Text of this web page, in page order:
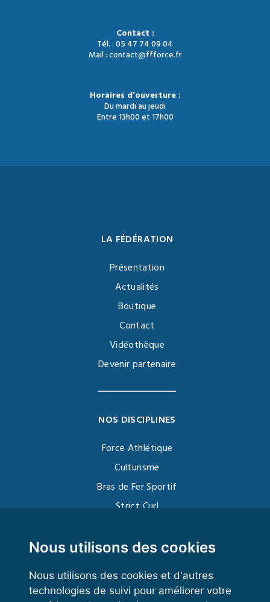
Nous utilisons des cookies
Nous utilisons des cookies et d'autres
technologies de suivi pour améliorer votre
Contact :
Tél. : 05 47 74 09 04
Mail : contact@ffforce.fr
Horaires d’ouverture :
Du mardi au jeudi
Entre 13h00 et 17h00
LA FÉDÉRATION
Présentation
Actualités
Boutique
Contact
Vidéothèque
Devenir partenaire
NOS DISCIPLINES
Force Athlétique
Culturisme
Bras de Fer Sportif
Strict Curl
Kettlebell